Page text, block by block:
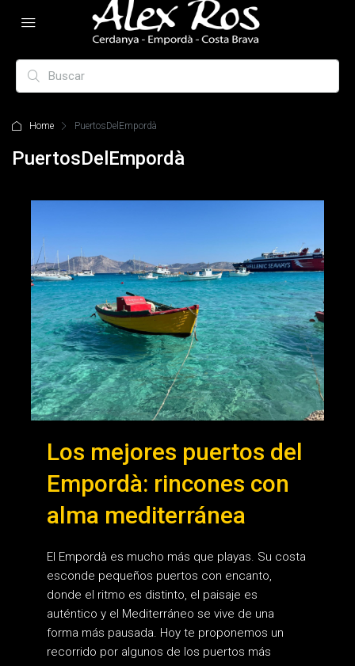
Home PuertosDelEmpordà
PuertosDelEmpordà
Los mejores puertos del
Empordà: rincones con
alma mediterránea
El Empordà es mucho más que playas. Su costa
esconde pequeños puertos con encanto,
donde el ritmo es distinto, el paisaje es
auténtico y el Mediterráneo se vive de una
forma más pausada. Hoy te proponemos un
recorrido por algunos de los puertos más